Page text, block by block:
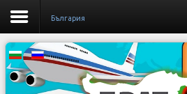
България